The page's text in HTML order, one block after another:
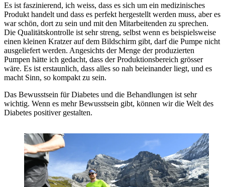
Es ist faszinierend, ich weiss, dass es sich um ein medizinisches
Produkt handelt und dass es perfekt hergestellt werden muss, aber es
war schön, dort zu sein und mit den Mitarbeitenden zu sprechen.
Die Qualitätskontrolle ist sehr streng, selbst wenn es beispielsweise
einen kleinen Kratzer auf dem Bildschirm gibt, darf die Pumpe nicht
ausgeliefert werden. Angesichts der Menge der produzierten
Pumpen hätte ich gedacht, dass der Produktionsbereich grösser
wäre. Es ist erstaunlich, dass alles so nah beieinander liegt, und es
macht Sinn, so kompakt zu sein.
Das Bewusstsein für Diabetes und die Behandlungen ist sehr
wichtig. Wenn es mehr Bewusstsein gibt, können wir die Welt des
Diabetes positiver gestalten.